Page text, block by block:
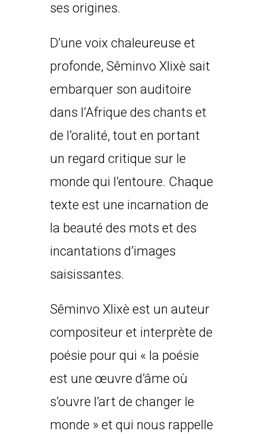
ses origines.
D’une voix chaleureuse et
profonde, Sêminvo Xlixè sait
embarquer son auditoire
dans l’Afrique des chants et
de l’oralité, tout en portant
un regard critique sur le
monde qui l’entoure. Chaque
texte est une incarnation de
la beauté des mots et des
incantations d’images
saisissantes.
Sêminvo Xlixè est un auteur
compositeur et interprète de
poésie pour qui « la poésie
est une œuvre d’âme où
s’ouvre l’art de changer le
monde » et qui nous rappelle